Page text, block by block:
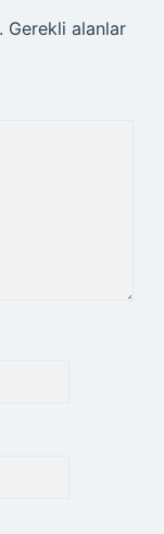
Gerekli alanlar